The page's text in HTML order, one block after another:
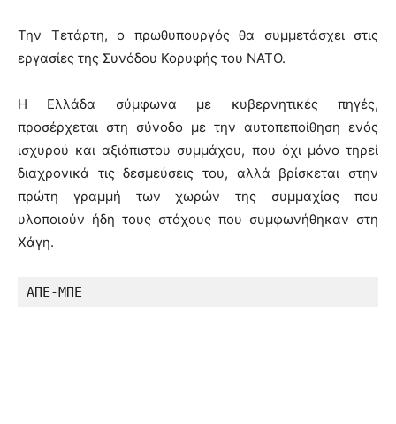
Την Τετάρτη, ο πρωθυπουργός θα συμμετάσχει στις
εργασίες της Συνόδου Κορυφής του ΝΑΤΟ.
Η Ελλάδα σύμφωνα με κυβερνητικές πηγές,
προσέρχεται στη σύνοδο με την αυτοπεποίθηση ενός
ισχυρού και αξιόπιστου συμμάχου, που όχι μόνο τηρεί
διαχρονικά τις δεσμεύσεις του, αλλά βρίσκεται στην
πρώτη γραμμή των χωρών της συμμαχίας που
υλοποιούν ήδη τους στόχους που συμφωνήθηκαν στη
Χάγη.
ΑΠΕ-ΜΠΕ